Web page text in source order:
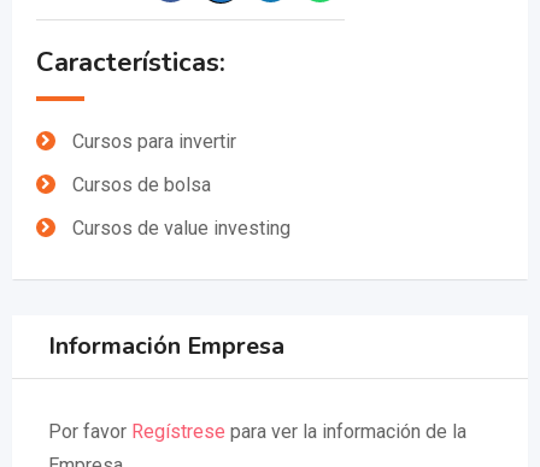
Características:
Cursos para invertir
Cursos de bolsa
Cursos de value investing
Información Empresa
Por favor Regístrese para ver la información de la